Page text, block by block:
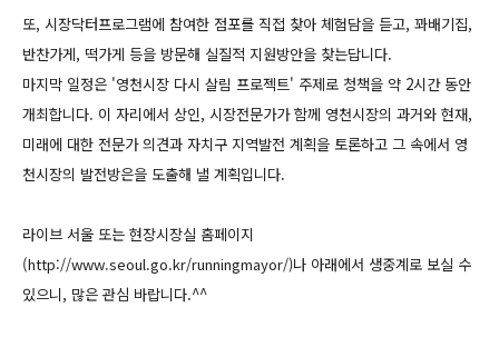
또, 시장닥터프로그램에 참여한 점포를 직접 찾아 체험담을 듣고, 꽈배기집,
반찬가게, 떡가게 등을 방문해 실질적 지원방안을 찾는답니다.
마지막 일정은 '영천시장 다시 살림 프로젝트' 주제로 청책을 약 2시간 동안
개최합니다. 이 자리에서 상인, 시장전문가가 함께 영천시장의 과거와 현재,
미래에 대한 전문가 의견과 자치구 지역발전 계획을 토론하고 그 속에서 영
천시장의 발전방은을 도출해 낼 계획입니다.
라이브 서울 또는 현장시장실 홈페이지
(http://www.seoul.go.kr/runningmayor/)나 아래에서 생중계로 보실 수
있으니, 많은 관심 바랍니다.^^